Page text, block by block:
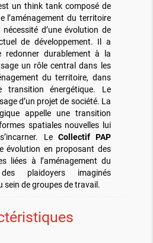
un think tank composé de
l’aménagement du territoire
d’une évolution de
de développement. Il a
redonner durablement à la
un rôle central dans les
du territoire, dans
transition énergétique. Le
d’un projet de société. La
appelle une transition
spatiales nouvelles lui
Le Collectif PAP
évolution en proposant des
liées à l’aménagement du
plaidoyers imaginés
sein de groupes de travail.